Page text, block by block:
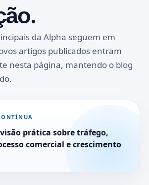
da Alpha seguem em
artigos publicados entram
nesta página, mantendo o blog
prática sobre tráfego,
comercial e crescimento